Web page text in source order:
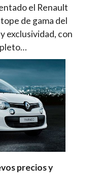
el Renault
de gama del
exclusividad, con
precios y